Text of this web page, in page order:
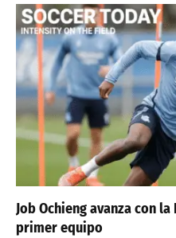
Job Ochieng avanza con
primer equipo